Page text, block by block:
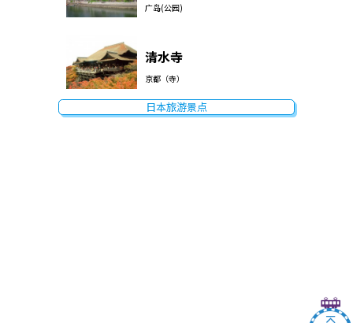
广岛(公园)
清水寺
京都（寺）
日本旅游景点